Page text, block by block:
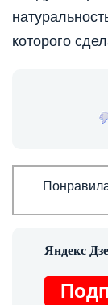
которого